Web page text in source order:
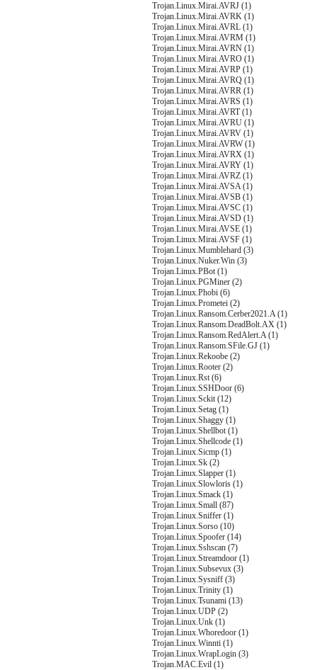
Trojan.Linux.Mirai.AVRJ (1)
Trojan.Linux.Mirai.AVRK (1)
Trojan.Linux.Mirai.AVRL (1)
Trojan.Linux.Mirai.AVRM (1)
Trojan.Linux.Mirai.AVRN (1)
Trojan.Linux.Mirai.AVRO (1)
Trojan.Linux.Mirai.AVRP (1)
Trojan.Linux.Mirai.AVRQ (1)
Trojan.Linux.Mirai.AVRR (1)
Trojan.Linux.Mirai.AVRS (1)
Trojan.Linux.Mirai.AVRT (1)
Trojan.Linux.Mirai.AVRU (1)
Trojan.Linux.Mirai.AVRV (1)
Trojan.Linux.Mirai.AVRW (1)
Trojan.Linux.Mirai.AVRX (1)
Trojan.Linux.Mirai.AVRY (1)
Trojan.Linux.Mirai.AVRZ (1)
Trojan.Linux.Mirai.AVSA (1)
Trojan.Linux.Mirai.AVSB (1)
Trojan.Linux.Mirai.AVSC (1)
Trojan.Linux.Mirai.AVSD (1)
Trojan.Linux.Mirai.AVSE (1)
Trojan.Linux.Mirai.AVSF (1)
Trojan.Linux.Mumblehard (3)
Trojan.Linux.Nuker.Win (3)
Trojan.Linux.PBot (1)
Trojan.Linux.PGMiner (2)
Trojan.Linux.Phobi (6)
Trojan.Linux.Prometei (2)
Trojan.Linux.Ransom.Cerber2021.A (1)
Trojan.Linux.Ransom.DeadBolt.AX (1)
Trojan.Linux.Ransom.RedAlert.A (1)
Trojan.Linux.Ransom.SFile.GJ (1)
Trojan.Linux.Rekoobe (2)
Trojan.Linux.Rooter (2)
Trojan.Linux.Rst (6)
Trojan.Linux.SSHDoor (6)
Trojan.Linux.Sckit (12)
Trojan.Linux.Setag (1)
Trojan.Linux.Shaggy (1)
Trojan.Linux.Shellbot (1)
Trojan.Linux.Shellcode (1)
Trojan.Linux.Sicmp (1)
Trojan.Linux.Sk (2)
Trojan.Linux.Slapper (1)
Trojan.Linux.Slowloris (1)
Trojan.Linux.Smack (1)
Trojan.Linux.Small (87)
Trojan.Linux.Sniffer (1)
Trojan.Linux.Sorso (10)
Trojan.Linux.Spoofer (14)
Trojan.Linux.Sshscan (7)
Trojan.Linux.Streamdoor (1)
Trojan.Linux.Subsevux (3)
Trojan.Linux.Sysniff (3)
Trojan.Linux.Trinity (1)
Trojan.Linux.Tsunami (13)
Trojan.Linux.UDP (2)
Trojan.Linux.Unk (1)
Trojan.Linux.Whoredoor (1)
Trojan.Linux.Winnti (1)
Trojan.Linux.WrapLogin (3)
Trojan.MAC.Evil (1)